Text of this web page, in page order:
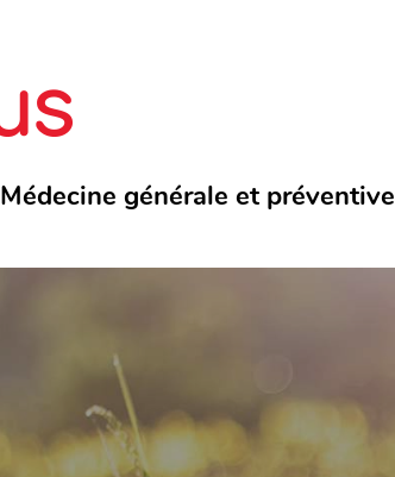
Médecine générale et préventive